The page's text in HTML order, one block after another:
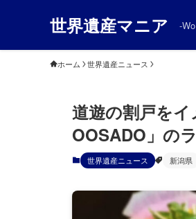
世界遺産マニア -
ホーム 世界遺産ニュース
道遊の割戸を
OOSADO」の
世界遺産ニュース 新潟県